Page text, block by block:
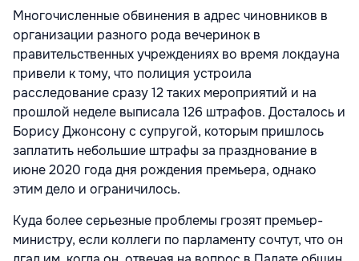
Многочисленные обвинения в адрес чиновников в
организации разного рода вечеринок в
правительственных учреждениях во время локдауна
привели к тому, что полиция устроила
расследование сразу 12 таких мероприятий и на
прошлой неделе выписала 126 штрафов. Досталось и
Борису Джонсону с супругой, которым пришлось
заплатить небольшие штрафы за празднование в
июне 2020 года дня рождения премьера, однако
этим дело и ограничилось.
Куда более серьезные проблемы грозят премьер-
министру, если коллеги по парламенту сочтут, что он